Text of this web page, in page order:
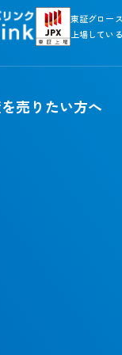
東証グロー
上場してい
売りたい方へ